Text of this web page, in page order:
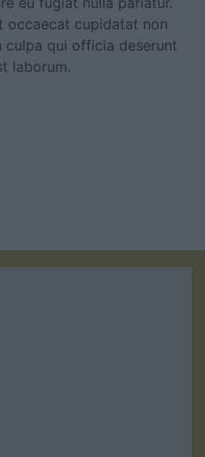
occaecat cupidatat non
culpa qui officia deserunt
laborum.